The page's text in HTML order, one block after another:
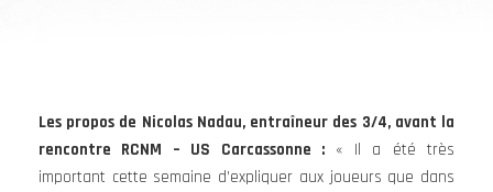
Les propos de Nicolas Nadau, entraîneur des 3/4, avant la
rencontre RCNM – US Carcassonne : « Il a été très
important cette semaine d’expliquer aux joueurs que dans